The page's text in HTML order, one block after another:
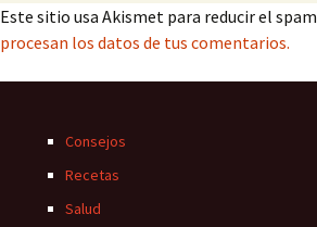
Este sitio usa Akismet para reducir el
procesan los datos de tus comentarios.
Consejos
Recetas
Salud